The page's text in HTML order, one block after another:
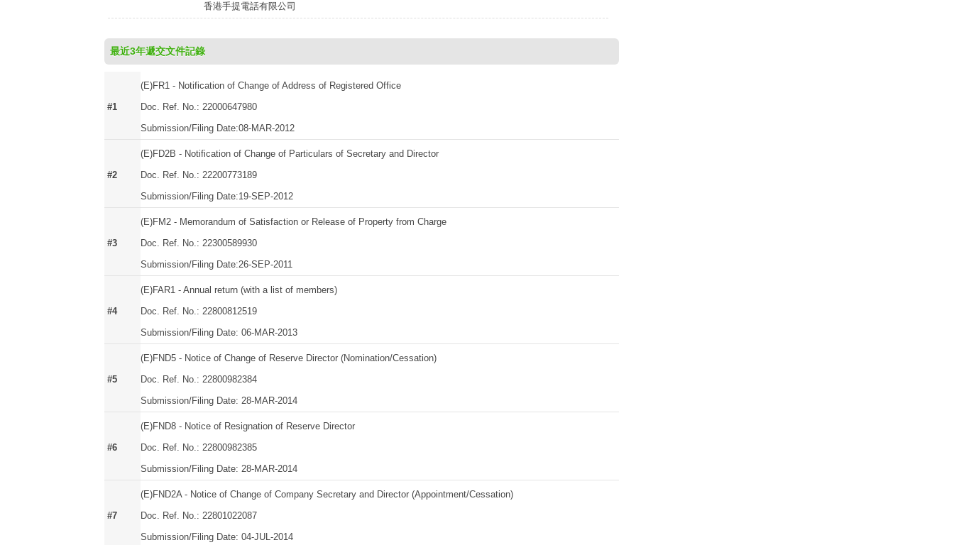
香港手提電話有限公司
最近3年遞交文件記錄
#1
(E)FR1 - Notification of Change of Address of Registered Office
Doc. Ref. No.: 22000647980
Submission/Filing Date:08-MAR-2012
#2
(E)FD2B - Notification of Change of Particulars of Secretary and Director
Doc. Ref. No.: 22200773189
Submission/Filing Date:19-SEP-2012
#3
(E)FM2 - Memorandum of Satisfaction or Release of Property from Charge
Doc. Ref. No.: 22300589930
Submission/Filing Date:26-SEP-2011
#4
(E)FAR1 - Annual return (with a list of members)
Doc. Ref. No.: 22800812519
Submission/Filing Date: 06-MAR-2013
#5
(E)FND5 - Notice of Change of Reserve Director (Nomination/Cessation)
Doc. Ref. No.: 22800982384
Submission/Filing Date: 28-MAR-2014
#6
(E)FND8 - Notice of Resignation of Reserve Director
Doc. Ref. No.: 22800982385
Submission/Filing Date: 28-MAR-2014
#7
(E)FND2A - Notice of Change of Company Secretary and Director (Appointment/Cessation)
Doc. Ref. No.: 22801022087
Submission/Filing Date: 04-JUL-2014